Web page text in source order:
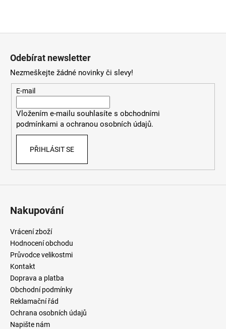
Odebírat newsletter
Nezmeškejte žádné novinky či slevy!
E-mail
Vložením e-mailu souhlasítes obchodními
podmínkami a ochranou osobních údajů.
PŘIHLÁSIT SE
Nakupování
Vrácení zboží
Hodnocení obchodu
Průvodce velikostmi
Kontakt
Doprava a platba
Obchodní podmínky
Reklamační řád
Ochrana osobních údajů
Napište nám